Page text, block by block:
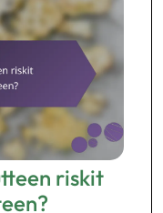
riskit